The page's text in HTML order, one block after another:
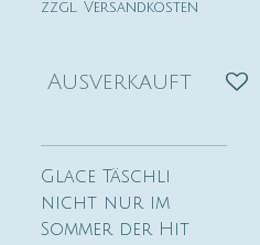
zzgl. Versandkosten
Ausverkauft
Glace Täschli
nicht nur im
Sommer der Hit